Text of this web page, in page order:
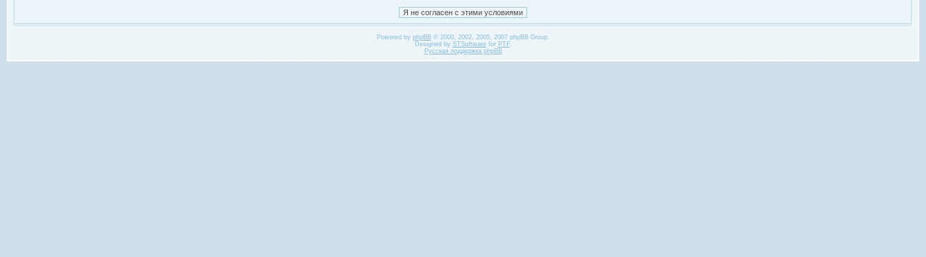
Powered by phpBB© 2000, 2002, 2005, 2007 phpBB Group.
Designed by STSoftwarefor PTF.
Русская поддержка phpBB